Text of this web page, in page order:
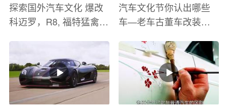
探索国外汽车文化 爆改
科迈罗，R8, 福特猛禽
汽车文化节你认出哪些
车—老车古董车改装车